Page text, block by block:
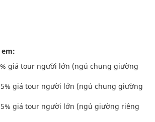
giá tour người lớn (ngủ chung giường
giá tour người lớn (ngủ chung giường
giá tour người lớn (ngủ giường riêng